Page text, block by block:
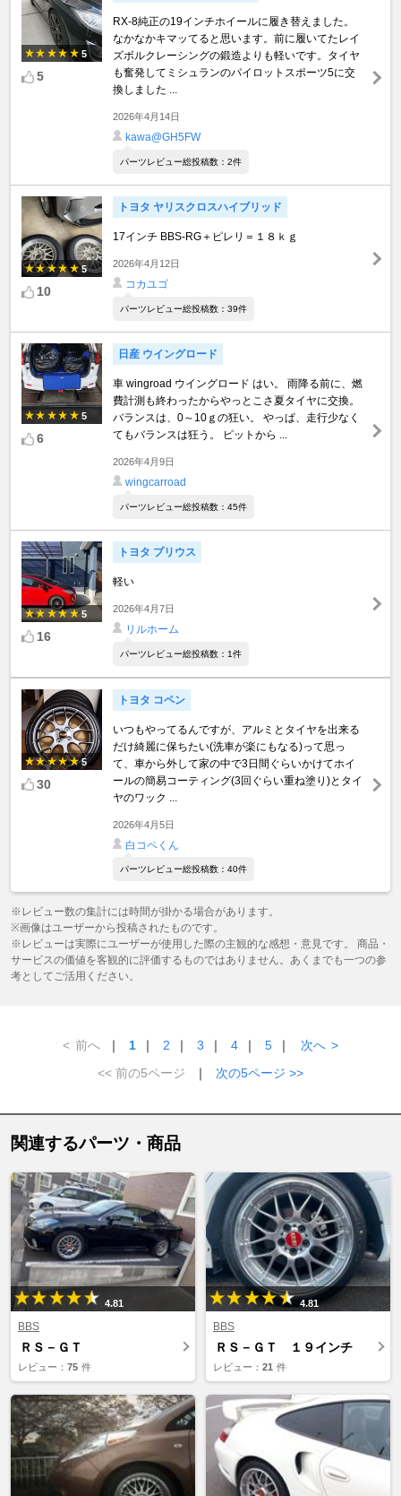
5
5
RX-8純正の19インチホイールに履き替えました。
なかなかキマッてると思います。前に履いてたレイ
ズボルクレーシングの鍛造よりも軽いです。タイヤ
も奮発してミシュランのパイロットスポーツ5に交
換しました ...
2026年4月14日
kawa@GH5FW
パーツレビュー総投稿数：2件
5
10
トヨタ ヤリスクロスハイブリッド
17インチ BBS-RG＋ピレリ＝１８ｋｇ
2026年4月12日
コカユゴ
パーツレビュー総投稿数：39件
5
6
日産 ウイングロード
車 wingroad ウイングロード はい。 雨降る前に、燃
費計測も終わったからやっとこさ夏タイヤに交換。
バランスは、0～10ｇの狂い。 やっぱ、走行少なく
てもバランスは狂う。 ピットから ...
2026年4月9日
wingcarroad
パーツレビュー総投稿数：45件
5
16
トヨタ プリウス
軽い
2026年4月7日
リルホーム
パーツレビュー総投稿数：1件
5
30
トヨタ コペン
いつもやってるんですが、アルミとタイヤを出来る
だけ綺麗に保ちたい(洗車が楽にもなる)って思っ
て、車から外して家の中で3日間ぐらいかけてホイ
ールの簡易コーティング(3回ぐらい重ね塗り)とタイ
ヤのワック ...
2026年4月5日
白コペくん
パーツレビュー総投稿数：40件
※レビュー数の集計には時間が掛かる場合があります。
※画像はユーザーから投稿されたものです。
※レビューは実際にユーザーが使用した際の主観的な感想・意見です。 商品・
サービスの価値を客観的に評価するものではありません。あくまでも一つの参
考としてご活用ください。
< 前へ ｜ 1 ｜ 2 ｜ 3 ｜ 4 ｜ 5 ｜ 次へ >
<< 前の5ページ
｜ 次の5ページ >>
関連するパーツ・商品
4.81
BBS
ＲＳ－ＧＴ
レビュー： 75 件
4.81
BBS
ＲＳ－ＧＴ １９インチ
レビュー： 21 件